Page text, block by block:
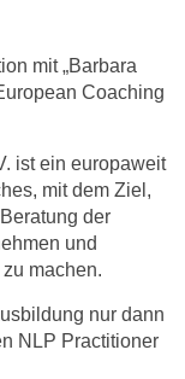
mit „Barbara
Coaching
ist ein europaweit
mit dem Ziel,
der
und
machen.
nur dann
NLP Practitioner